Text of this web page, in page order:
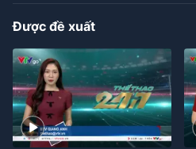
Được đề xuất